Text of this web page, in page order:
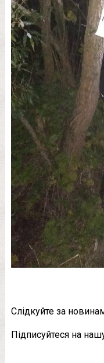
Слідкуйте за
Підписуйтеся на